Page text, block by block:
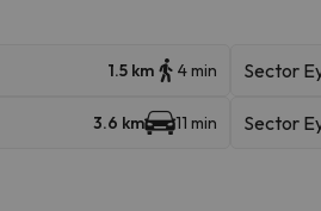
1.5 km 4 min Sector
3.6 km 11 min Sector